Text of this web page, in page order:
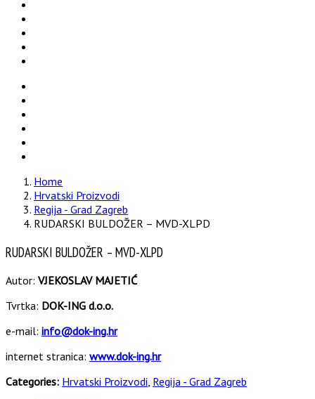
Home
Hrvatski Proizvodi
Regija - Grad Zagreb
RUDARSKI BULDOŽER – MVD-XLPD
RUDARSKI BULDOŽER – MVD-XLPD
Autor: VJEKOSLAV MAJETIĆ
Tvrtka: DOK-ING d.o.o.
e-mail: info@dok-ing.hr
internet stranica: www.dok-ing.hr
Categories: Hrvatski Proizvodi, Regija - Grad Zagreb